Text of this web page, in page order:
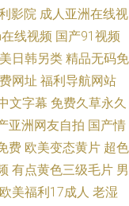
影院 成人亚洲在线视
线视频 国产91视频
日韩另类 精品无码免
网址 福利导航网站
文字幕 免费久草永久
亚洲网友自拍 国产情
费 欧美变态黄片 超色
有点黄色三级毛片 男
欧美福利17成人 老湿